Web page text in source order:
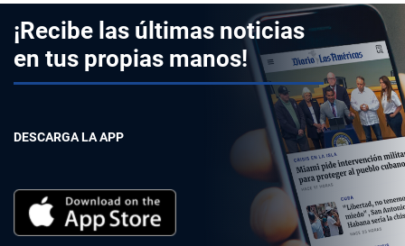
¡Recibe las últimas noticias
en tus propias manos!
DESCARGA LA APP